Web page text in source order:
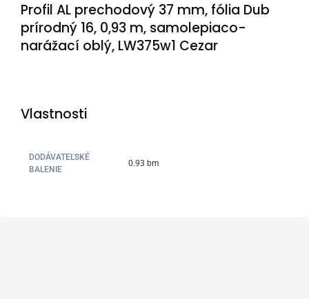
Profil AL prechodový 37 mm, fólia Dub
prírodný 16, 0,93 m, samolepiaco-
narážací oblý, LW375w1 Cezar
Vlastnosti
DODÁVATEĽSKÉ
BALENIE
0.93 bm